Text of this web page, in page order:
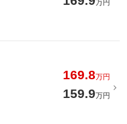
万円
169.8万円
159.9万円